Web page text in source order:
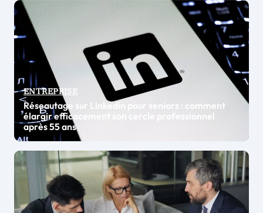
ENTREPRISE
Réseautage sur Linkedin pour seniors : comment
élargir efficacement son cercle professionnel
après 55 ans